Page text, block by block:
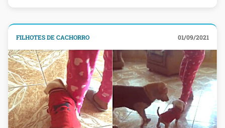
FILHOTES DE CACHORRO 01/09/2021